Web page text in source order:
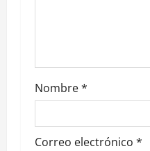
a
s
Nombre*
Correo electrónico *